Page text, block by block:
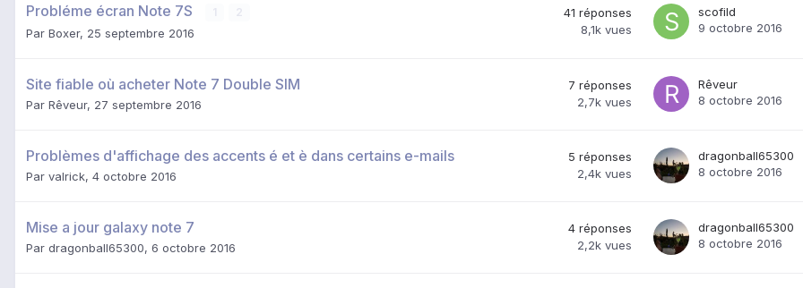
Probléme écran Note 7S
Par Boxer, 25 septembre 2016
41 réponses
8,1k vues
scofild
9 octobre 2016
Site fiable où acheter Note 7 Double SIM
Par Rêveur, 27 septembre 2016
7 réponses
2,7k vues
Rêveur
8 octobre 2016
Problèmes d'affichage des accents é et è dans certains e-mails
Par valrick, 4 octobre 2016
5 réponses
2,4k vues
dragonball65300
8 octobre 2016
Mise a jour galaxy note 7
Par dragonball65300, 6 octobre 2016
4 réponses
2,2k vues
dragonball65300
8 octobre 2016